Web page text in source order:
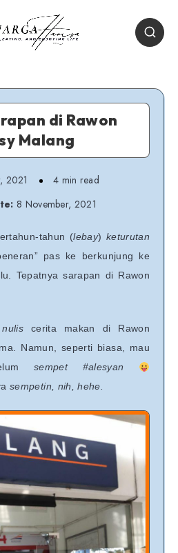
di Rawon
Malang
2021
4 min read
8 November, 2021
tahun (lebay) keturutan
pas ke berkunjung ke
Tepatnya sarapan di Rawon
nuliscerita makan di Rawon
Namun, seperti biasa, mau
sempet #alesyan
sempetin, nih, hehe.